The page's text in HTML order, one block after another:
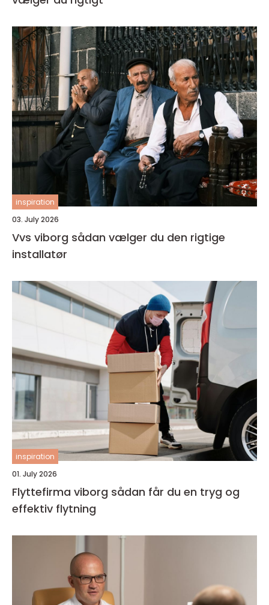
inspiration
03. July 2026
Vvs viborg sådan vælger du den rigtige
installatør
inspiration
01. July 2026
Flyttefirma viborg sådan får du en tryg og
effektiv flytning